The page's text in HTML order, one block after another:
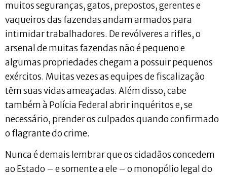
muitos seguranças, gatos, prepostos, gerentes e
vaqueiros das fazendas andam armados para
intimidar trabalhadores. De revólveres a rifles, o
arsenal de muitas fazendas não é pequeno e
algumas propriedades chegam a possuir pequenos
exércitos. Muitas vezes as equipes de fiscalização
têm suas vidas ameaçadas. Além disso, cabe
também à Polícia Federal abrir inquéritos e, se
necessário, prender os culpados quando confirmado
o flagrante do crime.
Nunca é demais lembrar que os cidadãos concedem
ao Estado – e somente a ele – o monopólio legal do